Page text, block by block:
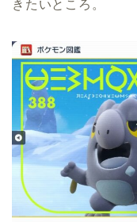
きたいところ。